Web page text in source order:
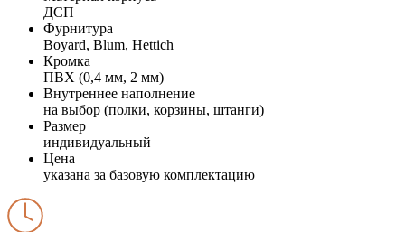
ДСП
Фурнитура
Boyard, Blum, Hettich
Кромка
ПВХ (0,4 мм, 2 мм)
Внутреннее наполнение
на выбор (полки, корзины, штанги)
Размер
индивидуальный
Цена
указана за базовую комплектацию